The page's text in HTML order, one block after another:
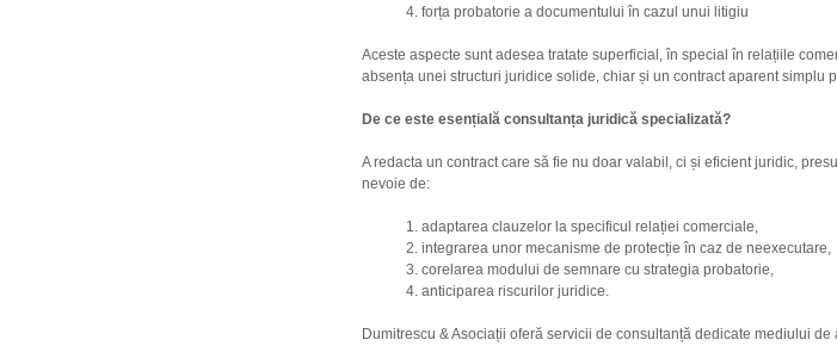
forța probatorie a documentului în cazul unui litigiu
Aceste aspecte sunt adesea tratate superficial, în special în relațiile
absența unei structuri juridice solide, chiar și un contract aparent simplu
De ce este esențială consultanța juridică specializată?
A redacta un contract care să fie nu doar valabil, ci și eficient juridic,
nevoie de:
adaptarea clauzelor la specificul relației comerciale,
integrarea unor mecanisme de protecție în caz de neexecutare,
corelarea modului de semnare cu strategia probatorie,
anticiparea riscurilor juridice.
Dumitrescu & Asociații oferă servicii de consultanță dedicate mediului